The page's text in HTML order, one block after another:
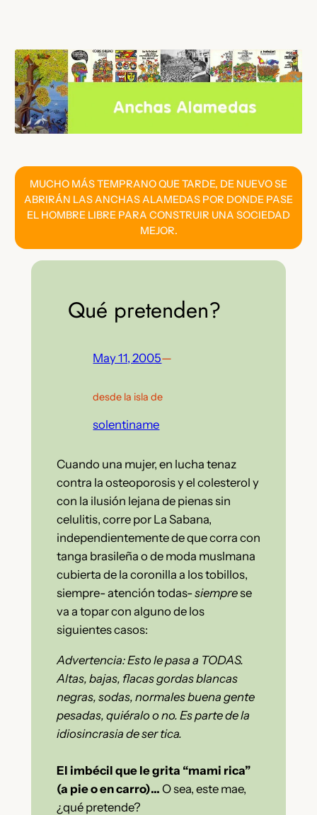
contenido
MUCHO MÁS TEMPRANO QUE TARDE, DE NUEVO SE
ABRIRÁN LAS ANCHAS ALAMEDAS POR DONDE PASE
EL HOMBRE LIBRE PARA CONSTRUIR UNA SOCIEDAD
MEJOR.
Qué pretenden?
May 11, 2005—
desde la isla de
solentiname
Cuando una mujer, en lucha tenaz
contra la osteoporosis y el colesterol y
con la ilusión lejana de pienas sin
celulitis, corre por La Sabana,
independientemente de que corra con
tanga brasileña o de moda muslmana
cubierta de la coronilla a los tobillos,
siempre- atención todas-siemprese
va a topar con alguno de los
siguientes casos:
Advertencia: Esto le pasa a TODAS.
Altas, bajas, flacas gordas blancas
negras, sodas, normales buena gente
pesadas, quiéralo o no. Es parte de la
idiosincrasia de ser tica.
El imbécil que le grita “mami rica”
(a pie o en carro)… O sea, este mae,
¿qué pretende?